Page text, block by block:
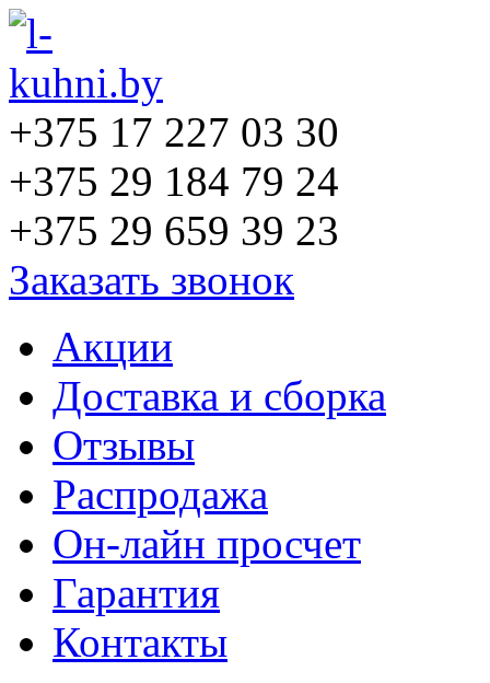
+375 17 227 03 30
+375 29 184 79 24
+375 29 659 39 23
Заказать звонок
Акции
Доставка и сборка
Отзывы
Распродажа
Он-лайн просчет
Гарантия
Контакты